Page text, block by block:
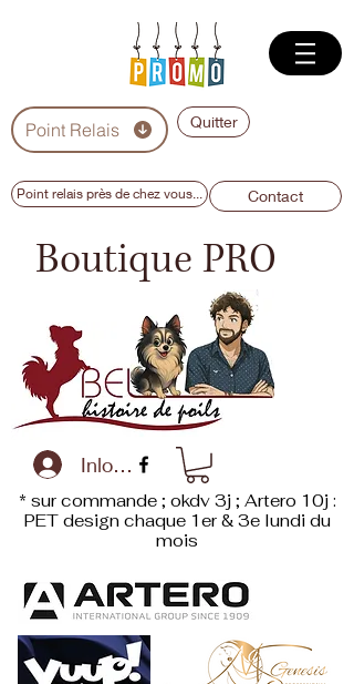
Point Relais Quitter
Point relais près de chez vous... Contact
Boutique PRO
Inloggen
* sur commande ; okdv 3j ; Artero 10j :
PET designchaque 1er & 3e lundi du
mois